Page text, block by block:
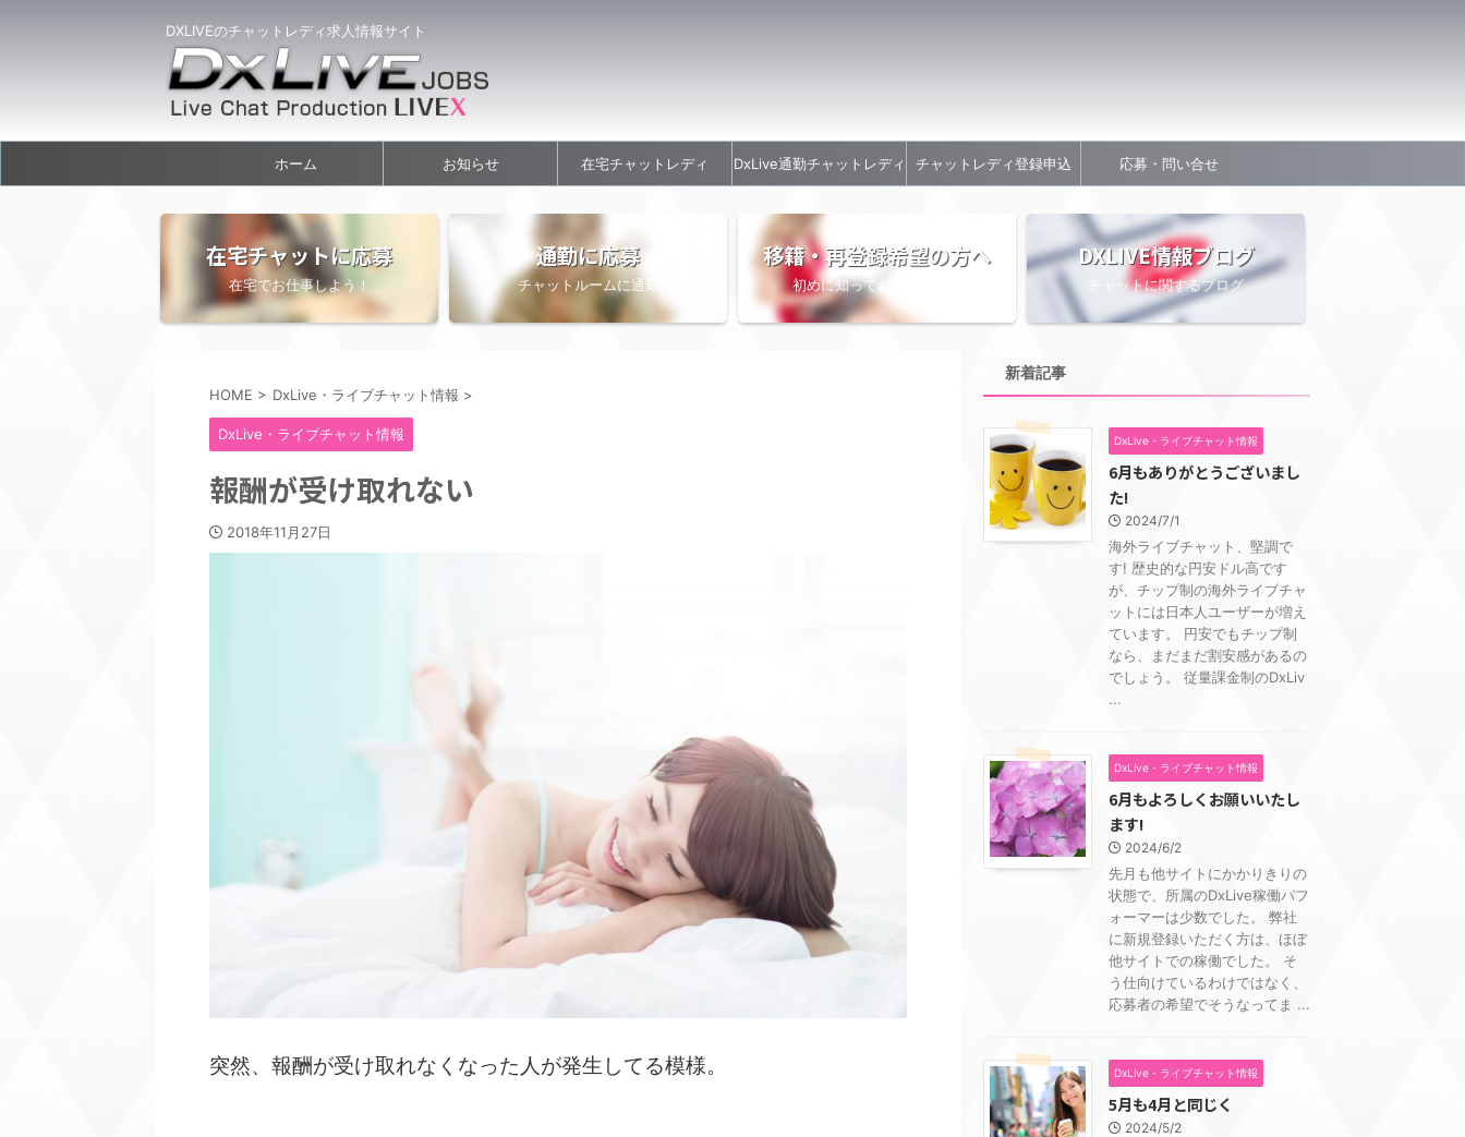
DXLIVEのチャットレディ求人情報サイト
ホーム お知らせ 在宅チャットレディ DxLive通勤チャットレディ チャットレディ登録申込 応募・問い合せ
在宅チャットに応募
在宅でお仕事しよう！
通勤に応募
チャットルームに通勤
移籍・再登録希望の方へ
初めに知っておきたい情報
DXLIVE情報ブログ
チャットに関するブログ
HOME > DxLive・ライブチャット情報 >
DxLive・ライブチャット情報
報酬が受け取れない
2018年11月27日
突然、報酬が受け取れなくなった人が発生してる模様。
新着記事
DxLive・ライブチャット情報
6月もありがとうございまし
た!
2024/7/1
海外ライブチャット、堅調で
す! 歴史的な円安ドル高です
が、チップ制の海外ライブチャ
ットには日本人ユーザーが増え
ています。 円安でもチップ制
なら、まだまだ割安感があるの
でしょう。 従量課金制のDxLiv
...
DxLive・ライブチャット情報
6月もよろしくお願いいたし
ます!
2024/6/2
先月も他サイトにかかりきりの
状態で、所属のDxLive稼働パフ
ォーマーは少数でした。 弊社
に新規登録いただく方は、ほぼ
他サイトでの稼働でした。 そ
う仕向けているわけではなく、
応募者の希望でそうなってま ...
DxLive・ライブチャット情報
5月も4月と同じく
2024/5/2